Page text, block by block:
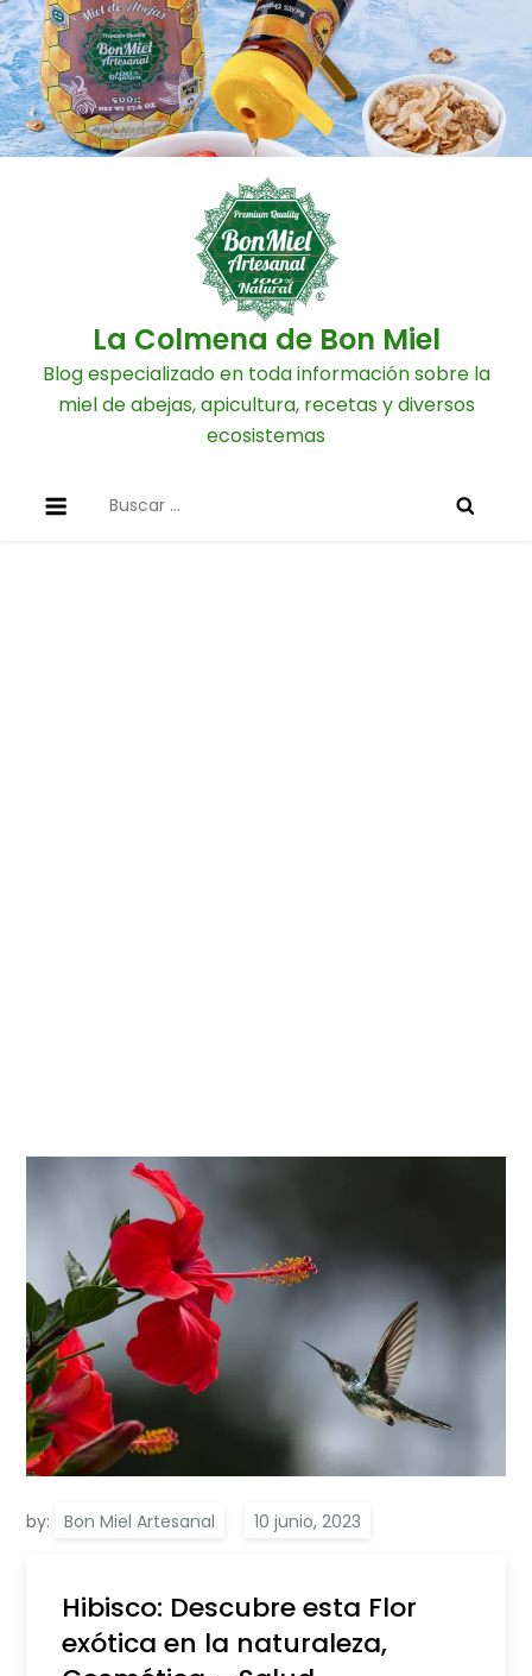
Skip
to
content
La Colmena de Bon Miel
Blog especializado en toda información sobre la
miel de abejas, apicultura, recetas y diversos
ecosistemas
by: Bon Miel Artesanal
Hibisco: Descubre esta Flor
exótica en la naturaleza,